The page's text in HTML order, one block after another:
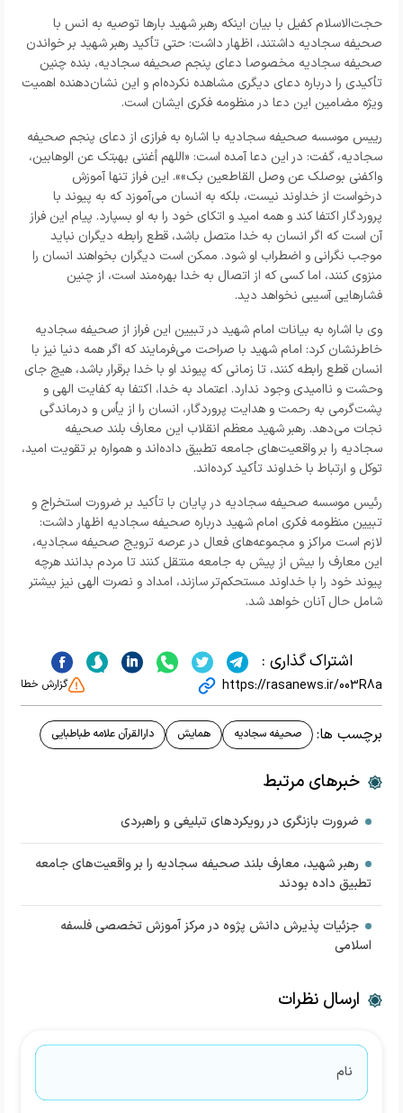
حجت‌الاسلام کفیل با بیان اینکه رهبر شهید بارها توصیه به انس با
صحیفه سجادیه داشتند، اظهار داشت: حتی تأکید رهبر شهید بر خواندن
صحیفه سجادیه مخصوصا دعای پنجم صحیفه سجادیه، بنده چنین
تأکیدی را درباره دعای دیگری مشاهده نکرده‌ام و این نشان‌دهنده اهمیت
ویژه مضامین این دعا در منظومه فکری ایشان است.
رییس موسسه صحیفه سجادیه با اشاره به فرازی از دعای پنجم صحیفه
سجادیه، گفت: در این دعا آمده است: «اللهم أغنني بهبتك عن الوهابين،
واكفني بوصلك عن وصل القاطعين بك»». این فراز تنها آموزش
درخواست از خداوند نیست، بلکه به انسان می‌آموزد که به پیوند با
پروردگار اکتفا کند و همه امید و اتکای خود را به او بسپارد. پیام این فراز
آن است که اگر انسان به خدا متصل باشد، قطع رابطه دیگران نباید
موجب نگرانی و اضطراب او شود. ممکن است دیگران بخواهند انسان را
منزوی کنند، اما کسی که از اتصال به خدا بهره‌مند است، از چنین
فشارهایی آسیبی نخواهد دید.
وی با اشاره به بیانات امام شهید در تبیین این فراز از صحیفه سجادیه
خاطرنشان کرد: امام شهید با صراحت می‌فرمایند که اگر همه دنیا نیز با
انسان قطع رابطه کنند، تا زمانی که پیوند او با خدا برقرار باشد، هیچ جای
وحشت و ناامیدی وجود ندارد. اعتماد به خدا، اکتفا به کفایت الهی و
پشت‌گرمی به رحمت و هدایت پروردگار، انسان را از یأس و درماندگی
نجات می‌دهد. رهبر شهید معظم انقلاب این معارف بلند صحیفه
سجادیه را بر واقعیت‌های جامعه تطبیق داده‌اند و همواره بر تقویت امید،
توکل و ارتباط با خداوند تأکید کرده‌اند.
رئیس موسسه صحیفه سجادیه در پایان با تأکید بر ضرورت استخراج و
تبیین منظومه فکری امام شهید درباره صحیفه سجادیه اظهار داشت:
لازم است مراکز و مجموعه‌های فعال در عرصه ترویج صحیفه سجادیه،
این معارف را بیش از پیش به جامعه منتقل کنند تا مردم بدانند هرچه
پیوند خود را با خداوند مستحکم‌تر سازند، امداد و نصرت الهی نیز بیشتر
شامل حال آنان خواهد شد.
اشتراک گذاری :
https://rasanews.ir/003R8a گزارش خطا
برچسب ها: صحیفه سجادیه همایش دارالقرآن علامه طباطبایی
خبرهای مرتبط
ضرورت بازنگری در رویکردهای تبلیغی و راهبردی
رهبر شهید، معارف بلند صحیفه سجادیه را بر واقعیت‌های جامعه
تطبیق داده‌ بودند
جزئیات پذیرش دانش پژوه در مرکز آموزش تخصصی فلسفه
اسلامی
ارسال نظرات